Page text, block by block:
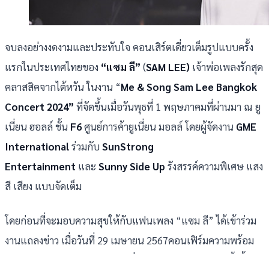
จบลงอย่างงดงามและประทับใจ คอนเสิร์ตเดี่ยวเต็มรูปแบบครั้ง
แรกในประเทศไทยของ “แซม ลี” (SAM LEE) เจ้าพ่อเพลงรักสุด
คลาสสิคจากไต้หวัน ในงาน “Me & Song Sam Lee Bangkok
Concert 2024” ที่จัดขึ้นเมื่อวันพุธที่ 1 พฤษภาคมที่ผ่านมา ณ ยู
เนี่ยน ฮอลล์ ชั้น F6ศูนย์การค้ายูเนี่ยน มอลล์ โดยผู้จัดงาน GME
Internationalร่วมกับ SunStrong
Entertainment และ Sunny Side Up รังสรรค์ความพิเศษ แสง
สี เสียง แบบจัดเต็ม
โดยก่อนที่จะมอบความสุขให้กับแฟนเพลง “แซม ลี” ได้เข้าร่วม
งานแถลงข่าว เมื่อวันที่ 29 เมษายน 2567คอนเฟิร์มความพร้อม